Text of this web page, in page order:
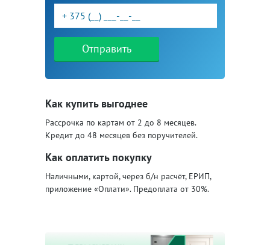
Отправить
Как купить выгоднее
Рассрочка по картам от 2 до 8 месяцев.
Кредит до 48 месяцев без поручителей.
Как оплатить покупку
Наличными, картой, через б/н расчёт, ЕРИП,
приложение «Оплати». Предоплата от 30%.